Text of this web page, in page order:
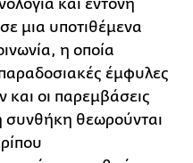
και έντονη
μια υποτιθέμενα
η οποία
έμφυλες
και οι παρεμβάσεις
συνθήκη θεωρούνται